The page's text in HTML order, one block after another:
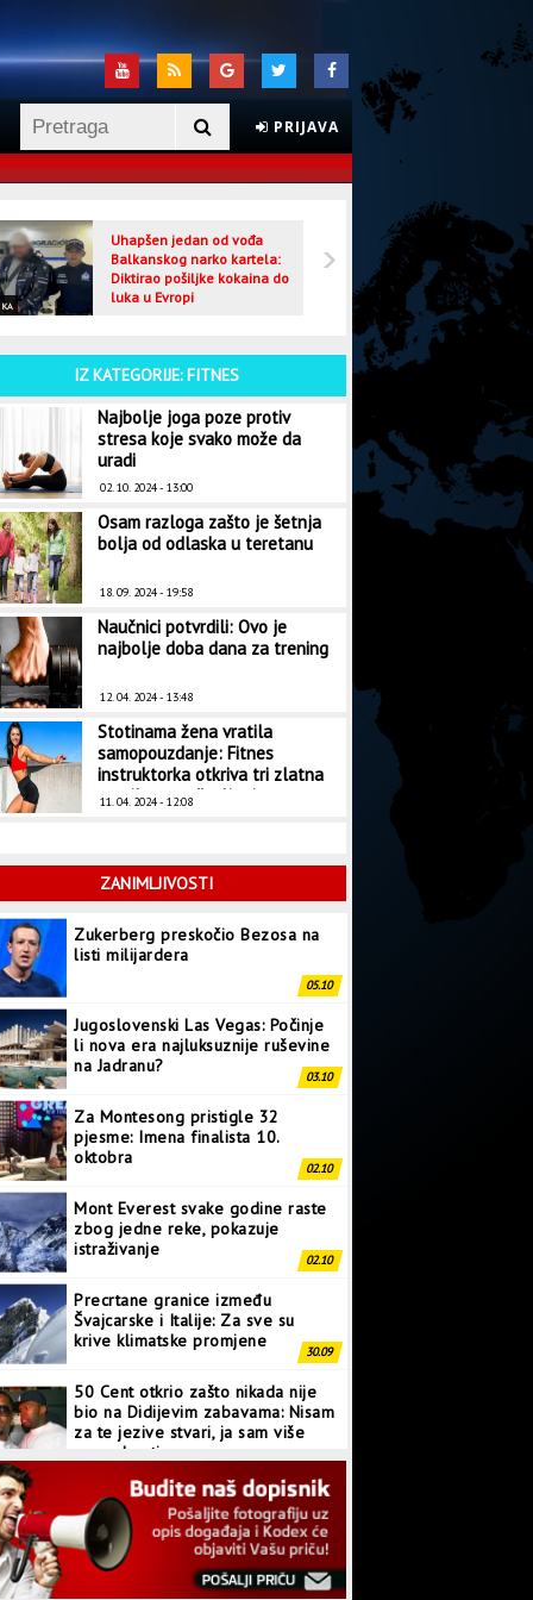
PRIJAVA
Uhapšen jedan od vođa
Balkanskog narko kartela:
Diktirao pošiljke kokaina do
luka u Evropi
CRNA HRONIKA
IZ KATEGORIJE: FITNES
Najbolje joga poze protiv
stresa koje svako može da
uradi
02. 10. 2024 - 13:00
Osam razloga zašto je šetnja
bolja od odlaska u teretanu
18. 09. 2024 - 19:58
Naučnici potvrdili: Ovo je
najbolje doba dana za trening
12. 04. 2024 - 13:48
Stotinama žena vratila
samopouzdanje: Fitnes
instruktorka otkriva tri zlatna
pravila za mršavljenje
11. 04. 2024 - 12:08
ZANIMLJIVOSTI
listi milijardera
Jugoslovenski Las Vegas: Počinje
li nova era najluksuznije ruševine
na Jadranu?
03.10
pjesme: Imena finalista 10.
oktobra
Mont Everest svake godine raste
zbog jedne reke, pokazuje
istraživanje
Švajcarske i Italije: Za sve su
krive klimatske promjene
50 Cent otkrio zašto nikada nije
bio na Didijevim zabavama: Nisam
za te jezive stvari, ja sam više
normalan tip
Japanci prave superkompjuter
kakav svijet još nije vidio
27.09
Linkin Park ima novu pjesmu:
Poslušajte “Heavy Is The Crown”